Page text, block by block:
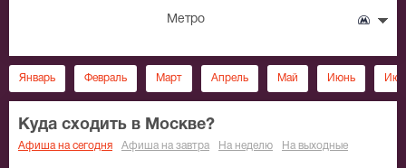
Метро
Январь Февраль Март Апрель Май Июнь
Куда сходить в Москве?
Афиша на сегодня Афиша на завтра На неделю На выходные